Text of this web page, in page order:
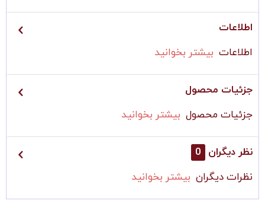
اطلاعات
اطلاعات بیشتر بخوانید
جزئیات محصول
جزئیات محصول بیشتر بخوانید
نظر دیگران 0
نظرات دیگران بیشتر بخوانید